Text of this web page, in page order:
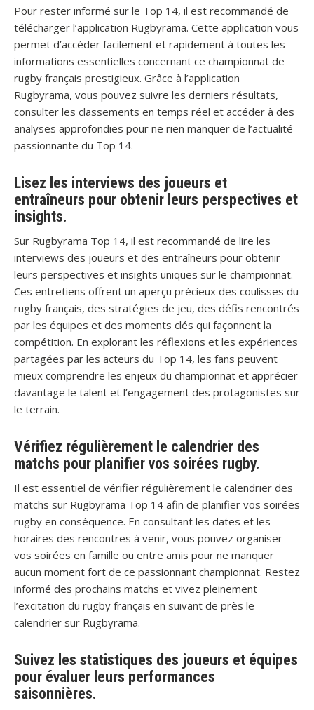
Pour rester informé sur le Top 14, il est recommandé de
télécharger l’application Rugbyrama. Cette application vous
permet d’accéder facilement et rapidement à toutes les
informations essentielles concernant ce championnat de
rugby français prestigieux. Grâce à l’application
Rugbyrama, vous pouvez suivre les derniers résultats,
consulter les classements en temps réel et accéder à des
analyses approfondies pour ne rien manquer de l’actualité
passionnante du Top 14.
Lisez les interviews des joueurs et
entraîneurs pour obtenir leurs perspectives et
insights.
Sur Rugbyrama Top 14, il est recommandé de lire les
interviews des joueurs et des entraîneurs pour obtenir
leurs perspectives et insights uniques sur le championnat.
Ces entretiens offrent un aperçu précieux des coulisses du
rugby français, des stratégies de jeu, des défis rencontrés
par les équipes et des moments clés qui façonnent la
compétition. En explorant les réflexions et les expériences
partagées par les acteurs du Top 14, les fans peuvent
mieux comprendre les enjeux du championnat et apprécier
davantage le talent et l’engagement des protagonistes sur
le terrain.
Vérifiez régulièrement le calendrier des
matchs pour planifier vos soirées rugby.
Il est essentiel de vérifier régulièrement le calendrier des
matchs sur Rugbyrama Top 14 afin de planifier vos soirées
rugby en conséquence. En consultant les dates et les
horaires des rencontres à venir, vous pouvez organiser
vos soirées en famille ou entre amis pour ne manquer
aucun moment fort de ce passionnant championnat. Restez
informé des prochains matchs et vivez pleinement
l’excitation du rugby français en suivant de près le
calendrier sur Rugbyrama.
Suivez les statistiques des joueurs et équipes
pour évaluer leurs performances
saisonnières.